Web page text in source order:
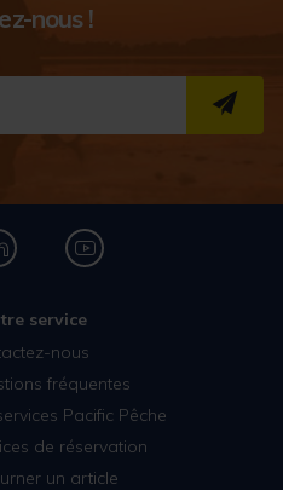
nous !
service
nous
fréquentes
Pacific Pêche
de réservation
un article